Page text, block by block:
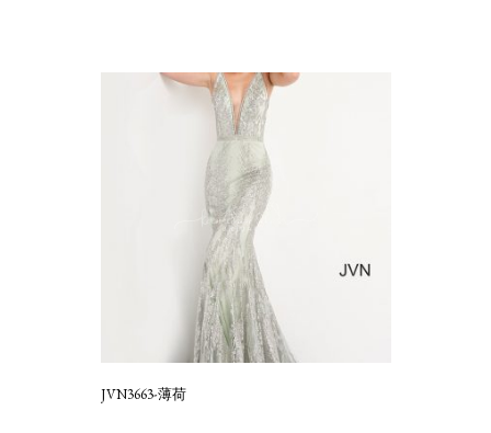
JVN3663-薄荷